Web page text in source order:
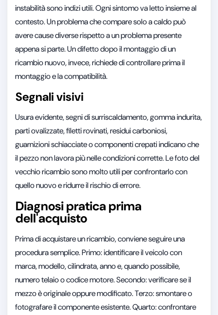
instabilità sono indizi utili. Ogni sintomo va letto insieme al
contesto. Un problema che compare solo a caldo può
avere cause diverse rispetto a un problema presente
appena si parte. Un difetto dopo il montaggio di un
ricambio nuovo, invece, richiede di controllare prima il
montaggio e la compatibilità.
Segnali visivi
Usura evidente, segni di surriscaldamento, gomma indurita,
parti ovalizzate, filetti rovinati, residui carboniosi,
guarnizioni schiacciate o componenti crepati indicano che
il pezzo non lavora più nelle condizioni corrette. Le foto del
vecchio ricambio sono molto utili per confrontarlo con
quello nuovo e ridurre il rischio di errore.
Diagnosi pratica prima
dell'acquisto
Prima di acquistare un ricambio, conviene seguire una
procedura semplice. Primo: identificare il veicolo con
marca, modello, cilindrata, anno e, quando possibile,
numero telaio o codice motore. Secondo: verificare se il
mezzo è originale oppure modificato. Terzo: smontare o
fotografare il componente esistente. Quarto: confrontare